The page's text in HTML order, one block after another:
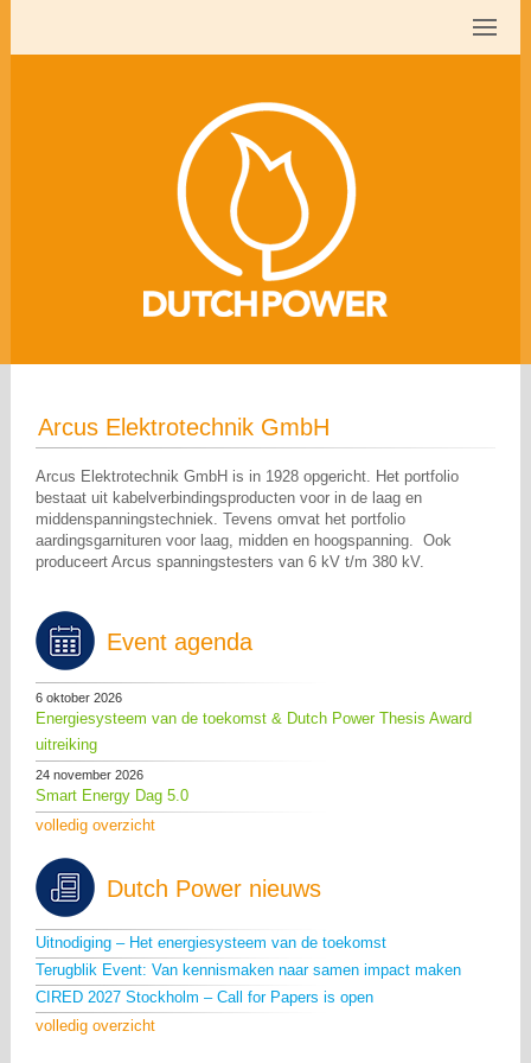
Arcus Elektrotechnik GmbH
Arcus Elektrotechnik GmbH is in 1928 opgericht. Het portfolio
bestaat uit kabelverbindingsproducten voor in de laag en
middenspanningstechniek. Tevens omvat het portfolio
aardingsgarnituren voor laag, midden en hoogspanning. Ook
produceert Arcus spanningstesters van 6 kV t/m 380 kV.
Event agenda
6 oktober 2026
Energiesysteem van de toekomst & Dutch Power Thesis Award
uitreiking
24 november 2026
Smart Energy Dag 5.0
volledig overzicht
Dutch Power nieuws
Uitnodiging – Het energiesysteem van de toekomst
Terugblik Event: Van kennismaken naar samen impact maken
CIRED 2027 Stockholm – Call for Papers is open
volledig overzicht